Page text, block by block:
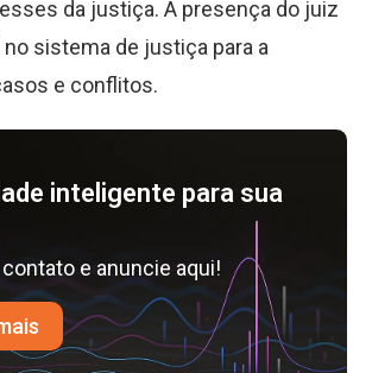
da justiça. A presença do juiz
sistema de justiça para a
e conflitos.
inteligente para sua
e anuncie aqui!